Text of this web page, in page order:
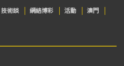
技術談 網絡博彩 活動
澳門